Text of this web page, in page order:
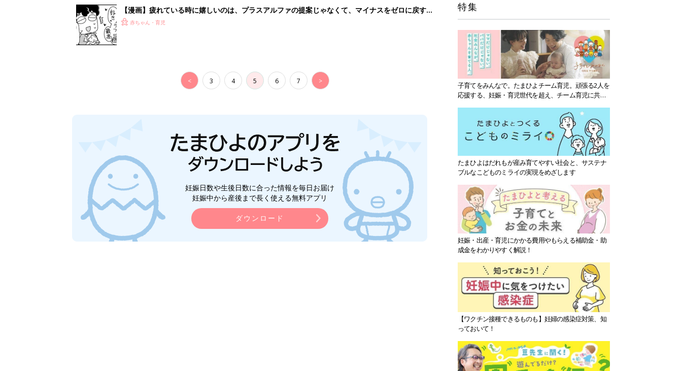
【漫画】疲れている時に嬉しいのは、プラスアルファの提案じゃなくて、マイナスをゼロに戻す手
助け『ふうふう子育て ＃90』
赤ちゃん・育児
< 3 4 5 6 7 >
妊娠日数や生後日数に合った情報を毎日お届け
妊娠中から産後まで長く使える無料アプリ
ダウンロード
特集
子育てをみんなで。たまひよチーム育児。頑張る2人を
応援する、妊娠・育児世代を超え、チーム育児に共感
たまひよはだれもが産み育てやすい社会と、サステナ
ブルなこどものミライの実現をめざします
妊娠・出産・育児にかかる費用やもらえる補助金・助
成金をわかりやすく解説！
【ワクチン接種できるものも】妊婦の感染症対策、知
っておいて！